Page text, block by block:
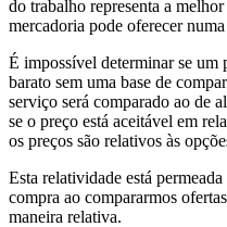
do trabalho representa a
mercadoria pode oferecer
É impossível determinar se um
barato sem uma base de
serviço será comparado ao de
se o preço está aceitável em
os preços são relativos às
Esta relatividade está
compra ao compararmos
maneira relativa.